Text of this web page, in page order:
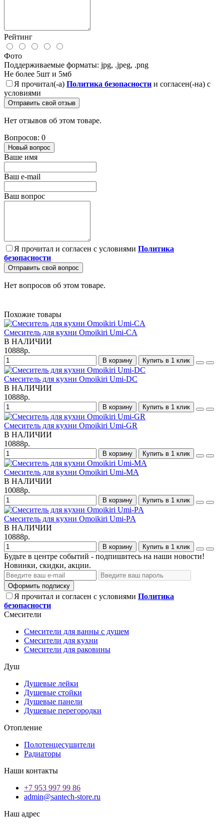
Рейтинг
Фото
Поддерживаемые форматы: jpg, .jpeg, .png
Не более 5шт и 5мб
Я прочитал(-а) Политика безопасности и согласен(-на) с
условиями
Отправить свой отзыв
Нет отзывов об этом товаре.
Вопросов: 0
Новый вопрос
Ваше имя
Ваш e-mail
Ваш вопрос
Я прочитал и согласен с условиями Политика
безопасности
Отправить свой вопрос
Нет вопросов об этом товаре.
Похожие товары
Смеситель для кухни Omoikiri Umi-CA
В НАЛИЧИИ
10888р.
В корзину Купить в 1 клик
Смеситель для кухни Omoikiri Umi-DC
В НАЛИЧИИ
10888р.
В корзину Купить в 1 клик
Смеситель для кухни Omoikiri Umi-GR
В НАЛИЧИИ
10888р.
В корзину Купить в 1 клик
Смеситель для кухни Omoikiri Umi-MA
В НАЛИЧИИ
10088р.
В корзину Купить в 1 клик
Смеситель для кухни Omoikiri Umi-PA
В НАЛИЧИИ
10888р.
В корзину Купить в 1 клик
Будьте в центре событий - подпишитесь на наши новости!
Новинки, скидки, акции.
Оформить подписку
Я прочитал и согласен с условиями Политика
безопасности
Смесители
Смесители для ванны с душем
Смесители для кухни
Смесители для раковины
Душ
Душевые лейки
Душевые стойки
Душевые панели
Душевые перегородки
Отопление
Полотенцесушители
Радиаторы
Наши контакты
+7 953 997 99 86
admin@santech-store.ru
Наш адрес